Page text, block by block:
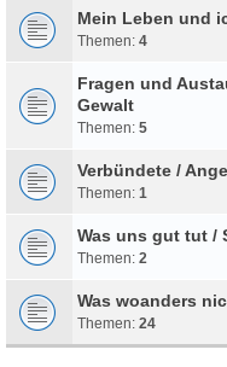
Mein Leben und
Themen: 4
Fragen und
Gewalt
Themen: 5
Verbündete /
Themen: 1
Was uns gut tut /
Themen: 2
Was woanders
Themen: 24